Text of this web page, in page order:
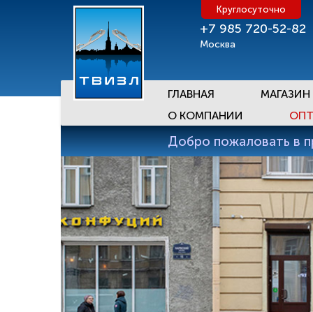
+7 985 720-52-82
Москва
Круглосуточно
ГЛАВНАЯ
МАГАЗИН
О КОМПАНИИ
Добро пожаловать в